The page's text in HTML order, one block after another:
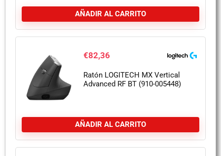
AÑADIR AL CARRITO
€82,36
Ratón LOGITECH MX Vertical
Advanced RF BT (910-005448)
AÑADIR AL CARRITO